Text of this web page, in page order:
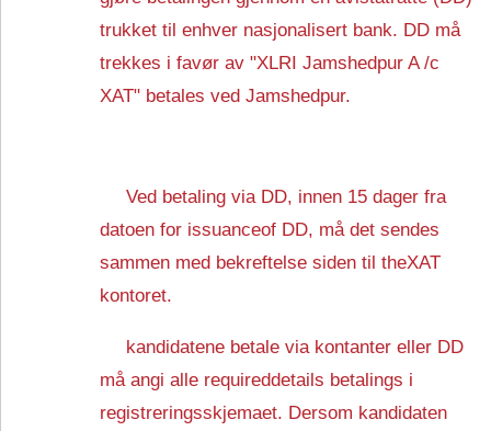
trukket til enhver nasjonalisert bank. DD må
trekkes i favør av "XLRI Jamshedpur A /c
XAT" betales ved Jamshedpur.
Ved betaling via DD, innen 15 dager fra
datoen for issuanceof DD, må det sendes
sammen med bekreftelse siden til theXAT
kontoret.
kandidatene betale via kontanter eller DD
må angi alle requireddetails betalings i
registreringsskjemaet. Dersom kandidaten